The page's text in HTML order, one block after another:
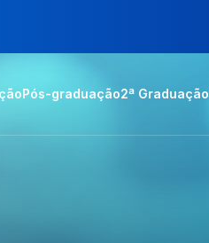
Pós-graduação2ª Graduação